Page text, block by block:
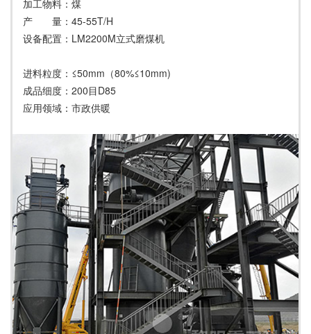
加工物料：煤
产 量：45-55T/H
设备配置：LM2200M立式磨煤机
进料粒度：≤50mm（80%≤10mm)
成品细度：200目D85
应用领域：市政供暖